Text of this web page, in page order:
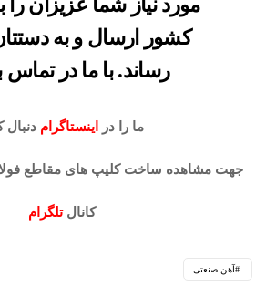
مورد نیاز شما عزیزان
کشور ارسال و به
رساند. با ما در تماس
ما را در اینستاگرام دنبال
جهت مشاهده ساخت کلیپ های مقاطع
کانالتلگرام
آهن صنعتی